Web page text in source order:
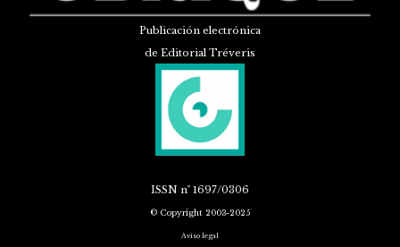
Publicación electrónica
de Editorial Tréveris
ISSN nº 1697/0306
© Copyright 2003-2025
Aviso legal